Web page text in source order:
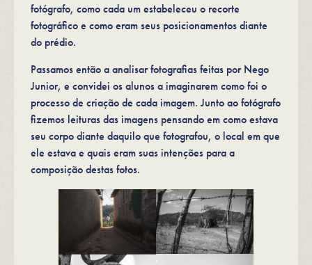
fotógrafo, como cada um estabeleceu o recorte
fotográfico e como eram seus posicionamentos diante
do prédio.
Passamos então a analisar fotografias feitas por Nego
Junior, e convidei os alunos a imaginarem como foi o
processo de criação de cada imagem. Junto ao fotógrafo
fizemos leituras das imagens pensando em como estava
seu corpo diante daquilo que fotografou, o local em que
ele estava e quais eram suas intenções para a
composição destas fotos.